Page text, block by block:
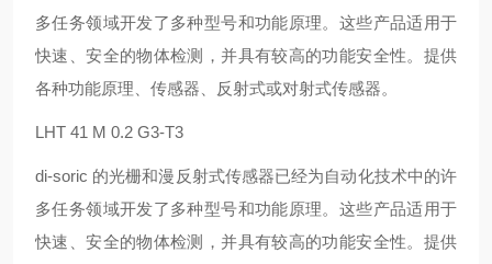
多任务领域开发了多种型号和功能原理。这些产品适用于
快速、安全的物体检测，并具有较高的功能安全性。提供
各种功能原理、传感器、反射式或对射式传感器。
LHT 41 M 0.2 G3-T3
di-soric 的光栅和漫反射式传感器已经为自动化技术中的许
多任务领域开发了多种型号和功能原理。这些产品适用于
快速、安全的物体检测，并具有较高的功能安全性。提供